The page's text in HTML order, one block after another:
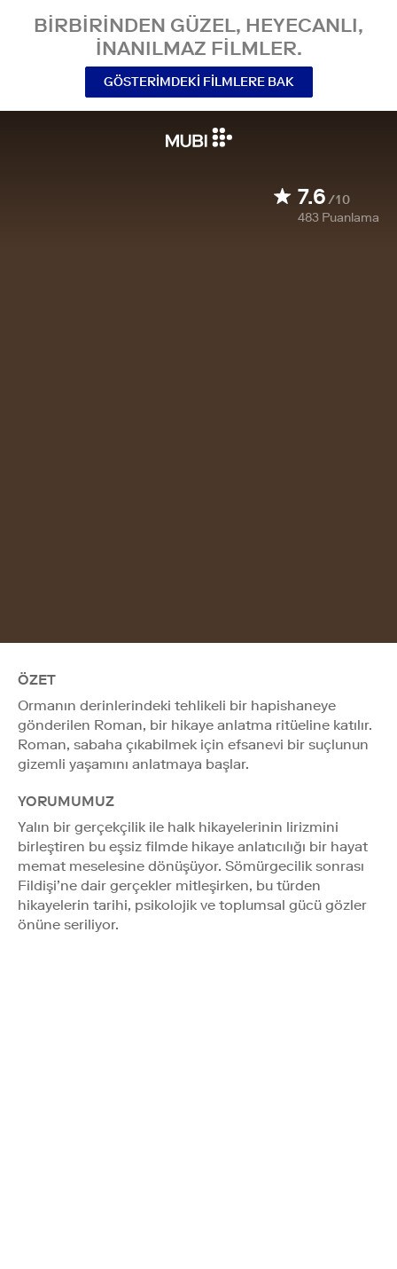
BIRBIRINDEN GÜZEL, HEYECANLI,
INANILMAZ FILMLER.
GÖSTERIMDEKI FILMLERE BAK
7.6/10
483 Puanlama
ÖZET
Ormanın derinlerindeki tehlikeli bir hapishaneye
gönderilen Roman, bir hikaye anlatma ritüeline katılır.
Roman, sabaha çıkabilmek için efsanevi bir suçlunun
gizemli yaşamını anlatmaya başlar.
YORUMUMUZ
Yalın bir gerçekçilik ile halk hikayelerinin lirizmini
birleştiren bu eşsiz filmde hikaye anlatıcılığı bir hayat
memat meselesine dönüşüyor. Sömürgecilik sonrası
Fildişi’ne dair gerçekler mitleşirken, bu türden
hikayelerin tarihi, psikolojik ve toplumsal gücü gözler
önüne seriliyor.